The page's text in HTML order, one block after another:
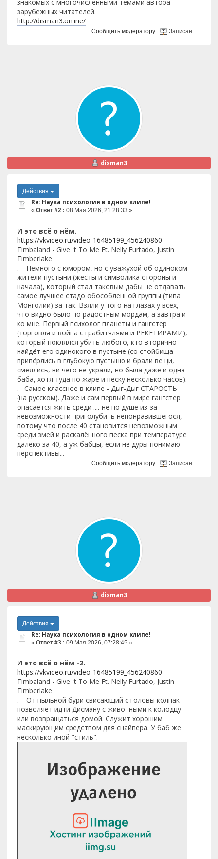
знакомых с многочисленными темами автора -
зарубежных читателей.
http://disman3.online/
Сообщить модератору Записан
disman3
Действия
Re: Наука психология в одном клипе!
« Ответ #2 : 08 Мая 2026, 21:28:33 »
И это всё о нём.
https://vkvideo.ru/video-16485199_456240860
Timbaland - Give It To Me Ft. Nelly Furtado, Justin
Timberlake
. Немного с юмором, но с уважухой об одиноком
жители пустыни (жесты и символика стороны и
начала), который стал таковым дабы не отдавать
самое лучшее стадо обособленной группы (типа
Монголии) за так. Взяли у того на глазах у всех,
что видно было по радостным мордам, а завтра и
ко мне. Первый психолог планеты и гангстер
(торговля и война с грабитялями и РЕКЕТИРАМИ),
который поклялся убить любого, кто вторично
найдёт его одинокого в пустыне (со стойбища
припёрлись в глубокую пустыню и брали вещи,
смеялись, ни чего не украли, но была даже и одна
баба, хотя туда по жаре и песку несколько часов).
. Самое классное в клипе - Дыг-Дыг СТАРОСТЬ
(на русском). Даже и сам первый в мире гангстер
опасается жить среди ..., не по душе из-за
невозможности приголубить непонравившегося,
потому что после 40 становится невозможным
среди змей и раскалённого песка при температуре
далеко за 40, а уж бабцы, если не дуры понимают
перспективы...
Сообщить модератору Записан
disman3
Действия
Re: Наука психология в одном клипе!
« Ответ #3 : 09 Мая 2026, 07:28:45 »
И это всё о нём -2.
https://vkvideo.ru/video-16485199_456240860
Timbaland - Give It To Me Ft. Nelly Furtado, Justin
Timberlake
. От пыльной бури свисающий с головы колпак
позволяет идти Дисману с животными к колодцу
или возвращаться домой. Служит хорошим
маскирующим средством для снайпера. У баб же
несколько иной "стиль".